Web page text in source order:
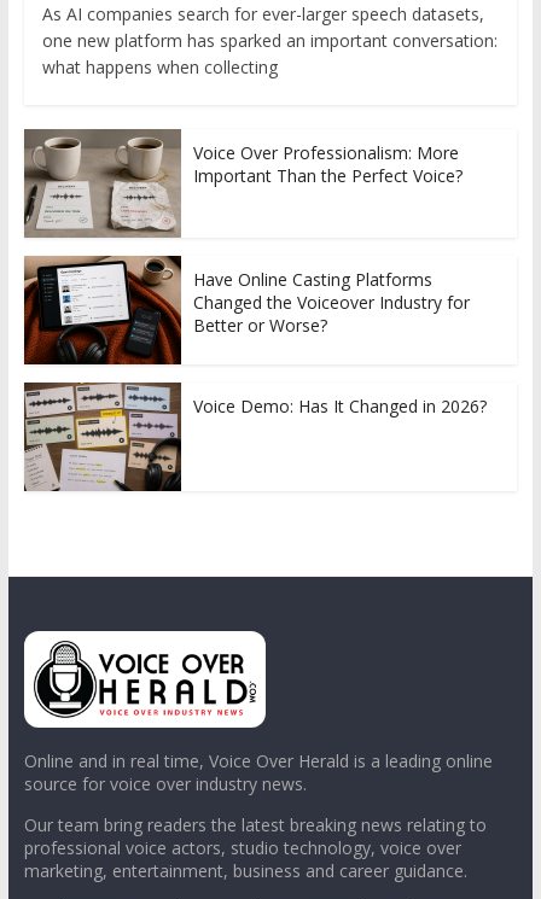
As AI companies search for ever-larger speech datasets,
one new platform has sparked an important conversation:
what happens when collecting
Voice Over Professionalism: More
Important Than the Perfect Voice?
Have Online Casting Platforms
Changed the Voiceover Industry for
Better or Worse?
Voice Demo: Has It Changed in 2026?
Online and in real time, Voice Over Herald is a leading online
source for voice over industry news.
Our team bring readers the latest breaking news relating to
professional voice actors, studio technology, voice over
marketing, entertainment, business and career guidance.